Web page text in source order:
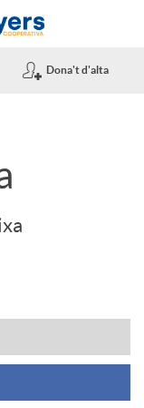
Dona't d'alta